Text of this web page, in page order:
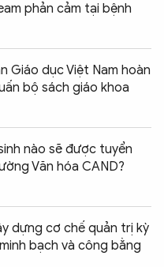
phản cảm tại bệnh
Giáo dục Việt Nam hoàn
bộ sách giáo khoa
nào sẽ được tuyển
Văn hóa CAND?
dựng cơ chế quản trị kỳ
bạch và công bằng